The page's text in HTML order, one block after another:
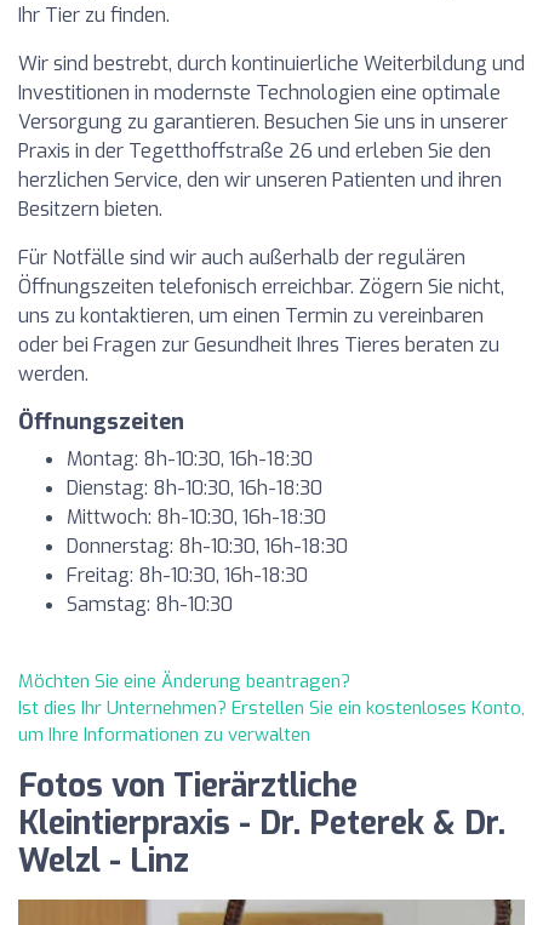
Ihr Tier zu finden.
Wir sind bestrebt, durch kontinuierliche Weiterbildung und
Investitionen in modernste Technologien eine optimale
Versorgung zu garantieren. Besuchen Sie uns in unserer
Praxis in der Tegetthoffstraße 26 und erleben Sie den
herzlichen Service, den wir unseren Patienten und ihren
Besitzern bieten.
Für Notfälle sind wir auch außerhalb der regulären
Öffnungszeiten telefonisch erreichbar. Zögern Sie nicht,
uns zu kontaktieren, um einen Termin zu vereinbaren
oder bei Fragen zur Gesundheit Ihres Tieres beraten zu
werden.
Öffnungszeiten
Montag: 8h-10:30, 16h-18:30
Dienstag: 8h-10:30, 16h-18:30
Mittwoch: 8h-10:30, 16h-18:30
Donnerstag: 8h-10:30, 16h-18:30
Freitag: 8h-10:30, 16h-18:30
Samstag: 8h-10:30
Möchten Sie eine Änderung beantragen?
Ist dies Ihr Unternehmen? Erstellen Sie ein kostenloses Konto,
um Ihre Informationen zu verwalten
Fotos von Tierärztliche
Kleintierpraxis - Dr. Peterek & Dr.
Welzl - Linz